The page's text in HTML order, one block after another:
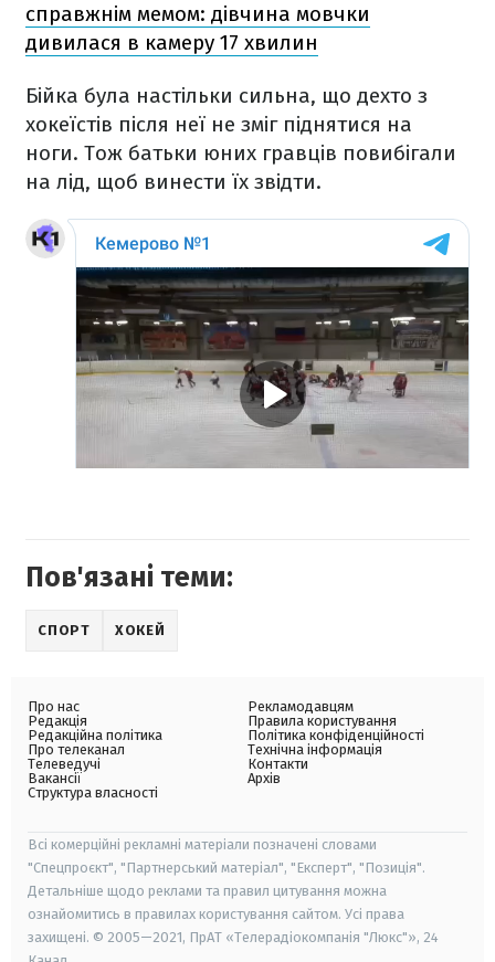
справжнім мемом: дівчина мовчки
дивилася в камеру 17 хвилин
Бійка була настільки сильна, що дехто з
хокеїстів після неї не зміг піднятися на
ноги. Тож батьки юних гравців повибігали
на лід, щоб винести їх звідти.
Пов'язані теми:
СПОРТ ХОКЕЙ
Про нас
Редакція
Редакційна політика
Про телеканал
Телеведучі
Вакансії
Структура власності
Рекламодавцям
Правила користування
Політика конфіденційності
Технічна інформація
Контакти
Архів
Всі комерційні рекламні матеріали позначені словами
"Спецпроєкт", "Партнерський матеріал", "Експерт", "Позиція".
Детальніше щодо реклами та правил цитування можна
ознайомитись в правилах користування сайтом. Усі права
захищені. © 2005—2021, ПрАТ «Телерадіокомпанія "Люкс"», 24